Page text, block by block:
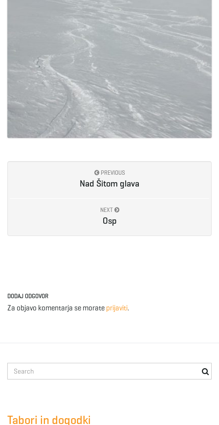
PREVIOUS
Nad Šitom glava
NEXT
Osp
DODAJ ODGOVOR
Za objavo komentarja se morate prijaviti.
e
Tabori in dogodki